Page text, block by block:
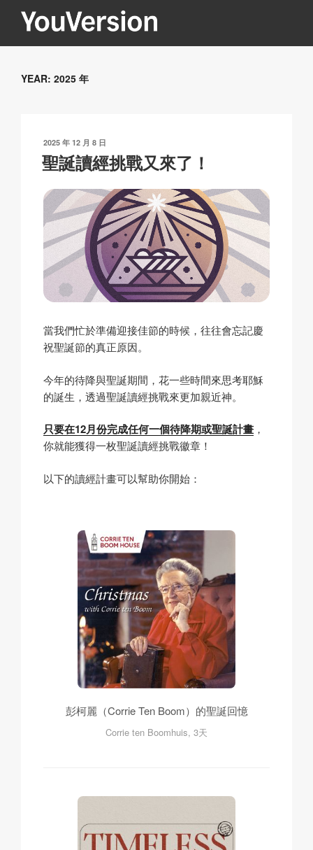
YOUVERSION
Seeking God every day.
YEAR: 2025 年
發
表
於
2025 年 12 月 8 日
聖誕讀經挑戰又來了！
當我們忙於準備迎接佳節的時候，往往會忘記慶
祝聖誕節的真正原因。
今年的待降與聖誕期間，花一些時間來思考耶穌
的誕生，透過聖誕讀經挑戰來更加親近神。
只要在12月份完成任何一個待降期或聖誕計畫 ，
你就能獲得一枚聖誕讀經挑戰徽章！
以下的讀經計畫可以幫助你開始：
彭柯麗（Corrie Ten Boom）的聖誕回憶
Corrie ten Boomhuis, 3天